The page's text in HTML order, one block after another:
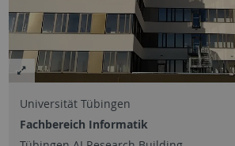
Universität Tübingen
Fachbereich Informatik